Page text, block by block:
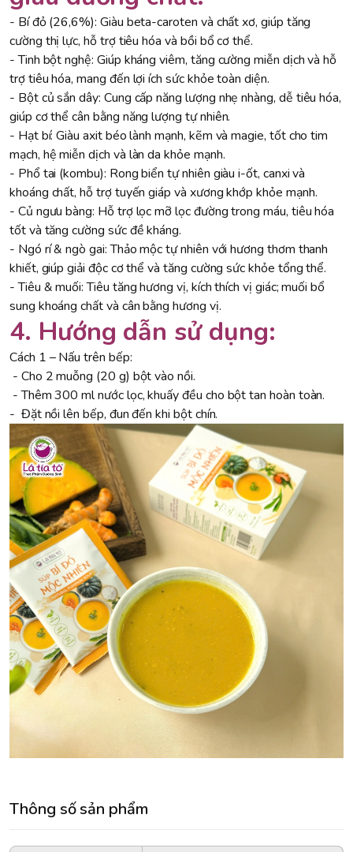
- Bí đỏ (26,6%): Giàu beta-caroten và chất xơ, giúp tăng
cường thị lực, hỗ trợ tiêu hóa và bồi bổ cơ thể.
- Tinh bột nghệ: Giúp kháng viêm, tăng cường miễn dịch và hỗ
trợ tiêu hóa, mang đến lợi ích sức khỏe toàn diện.
- Bột củ sắn dây: Cung cấp năng lượng nhẹ nhàng, dễ tiêu hóa,
giúp cơ thể cân bằng năng lượng tự nhiên.
- Hạt bí: Giàu axit béo lành mạnh, kẽm và magie, tốt cho tim
mạch, hệ miễn dịch và làn da khỏe mạnh.
- Phổ tai (kombu): Rong biển tự nhiên giàu i-ốt, canxi và
khoáng chất, hỗ trợ tuyến giáp và xương khớp khỏe mạnh.
- Củ ngưu bàng: Hỗ trợ lọc mỡ lọc đường trong máu, tiêu hóa
tốt và tăng cường sức đề kháng.
- Ngó rí & ngò gai: Thảo mộc tự nhiên với hương thơm thanh
khiết, giúp giải độc cơ thể và tăng cường sức khỏe tổng thể.
- Tiêu & muối: Tiêu tăng hương vị, kích thích vị giác; muối bổ
sung khoáng chất và cân bằng hương vị.
4. Hướng dẫn sử dụng:
Cách 1 – Nấu trên bếp:
- Cho 2 muỗng (20 g) bột vào nồi.
- Thêm 300 ml nước lọc, khuấy đều cho bột tan hoàn toàn.
- Đặt nồi lên bếp, đun đến khi bột chín.
Thông số sản phẩm